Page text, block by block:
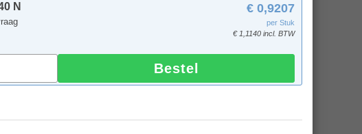
N € 0,9207
per Stuk
€ 1,1140 incl. BTW
Bestel